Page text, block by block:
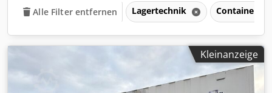
Alle Filter entfernen Lagertechnik Container &
Kleinanzeige